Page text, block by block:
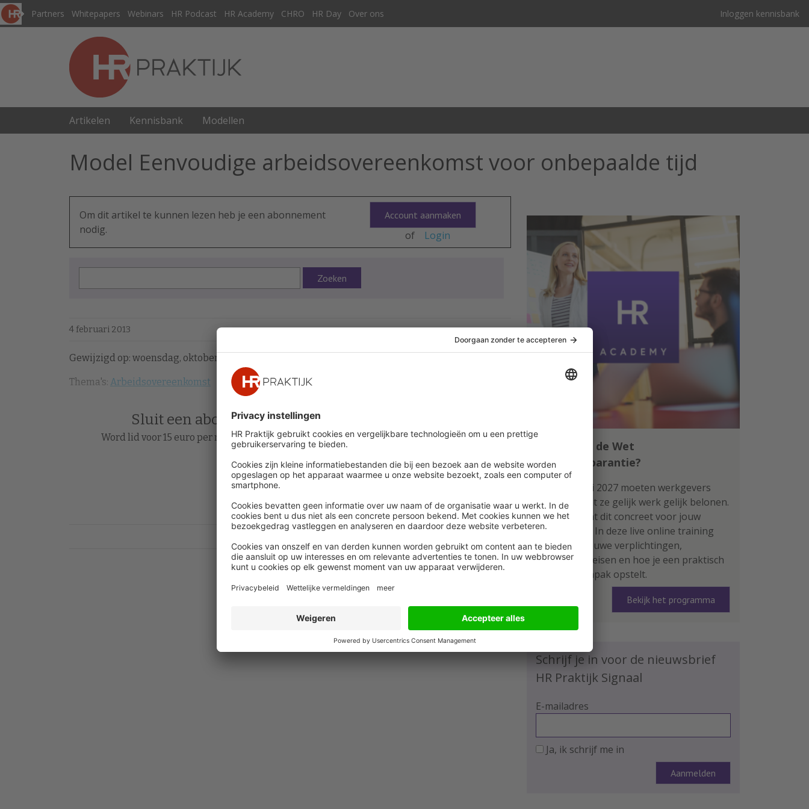
Partners Whitepapers Webinars HR Podcast HR Academy CHRO HR Day Over ons Inloggen kennisbank
Artikelen Kennisbank Modellen
Model Eenvoudige arbeidsovereenkomst voor onbepaalde tijd
Om dit artikel te kunnen lezen heb je een abonnement
nodig.
Account aanmaken
of Login
Zoeken
4 februari 2013
Gewijzigd op: woensdag, oktober 17, 2018 - 15:27
Thema's: Arbeidsovereenkomst Onderwerpen:
Sluit een abonnement af om dit artikel te lezen
Word lid voor 15 euro per maand en lees onbeperkt alle artikelen in onze kennisbank
Account aanmaken
Klaar voor de Wet
loontransparantie?
Per 1 januari 2027 moeten werkgevers
aantonen dat ze gelijk werk gelijk belonen.
Wat betekent dit concreet voor jouw
organisatie? In deze live online training
leer je de nieuwe verplichtingen,
rapportage-eisen en hoe je een praktisch
plan van aanpak opstelt.
Bekijk het programma
Schrijf je in voor de nieuwsbrief
HR Praktijk Signaal
E-mailadres
Ja, ik schrijf me in